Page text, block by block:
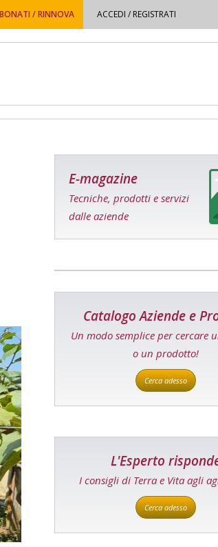
/ RINNOVA ACCEDI / REGISTRATI
E-magazine
Tecniche, prodotti e servizi
dalle aziende
Catalogo Aziende e
Un modo semplice per cercare
o un prodotto!
Cerca adesso
L'Esperto
I consigli di Terra e Vita agli
Cerca adesso